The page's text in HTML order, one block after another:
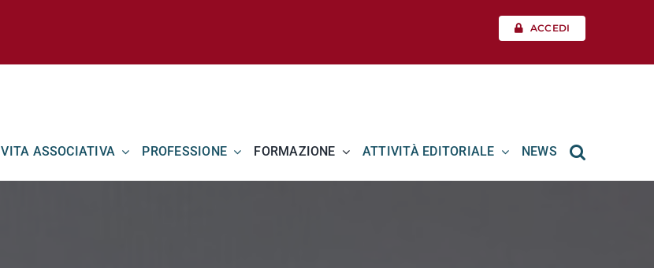
ACCEDI
VITA ASSOCIATIVA PROFESSIONE FORMAZIONE ATTIVITÀ EDITORIALE NEWS